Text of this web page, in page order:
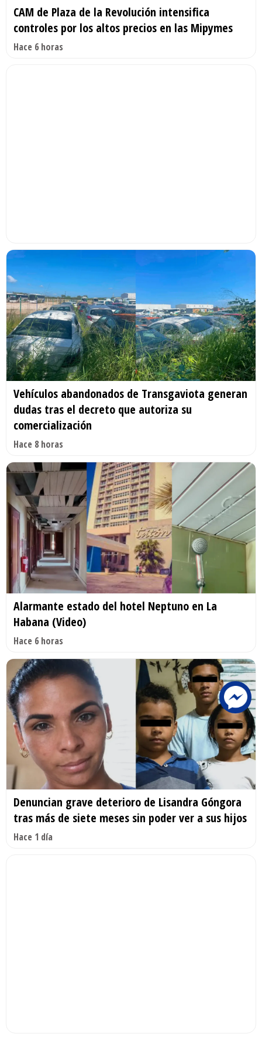
CAM de Plaza de la Revolución intensifica
controles por los altos precios en las Mipymes
Hace 6 horas
Vehículos abandonados de Transgaviota generan
dudas tras el decreto que autoriza su
comercialización
Hace 8 horas
Alarmante estado del hotel Neptuno en La
Habana (Video)
Hace 6 horas
Denuncian grave deterioro de Lisandra Góngora
tras más de siete meses sin poder ver a sus hijos
Hace 1 día